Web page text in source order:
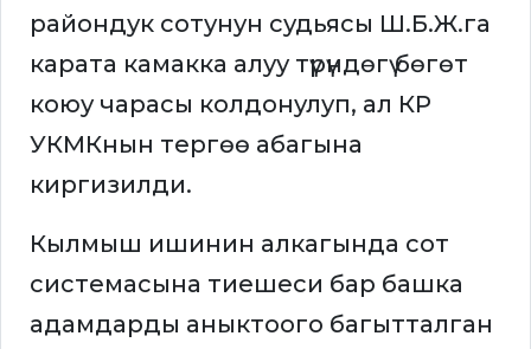
райондук сотунун судьясы Ш.Б.Ж.га
карата камакка алуу түрүндөгү бөгөт
коюу чарасы колдонулуп, ал КР
УКМКнын тергөө абагына
киргизилди.
Кылмыш ишинин алкагында сот
системасына тиешеси бар башка
адамдарды аныктоого багытталган